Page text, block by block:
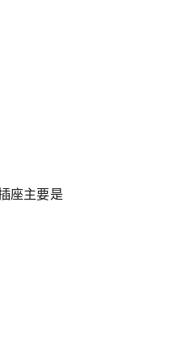
座主要是